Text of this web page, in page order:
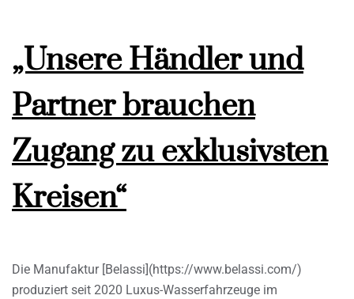
„Unsere Händler und
Partner brauchen
Zugang zu exklusivsten
Kreisen“
Die Manufaktur [Belassi](https://www.belassi.com/)
produziert seit 2020 Luxus-Wasserfahrzeuge im